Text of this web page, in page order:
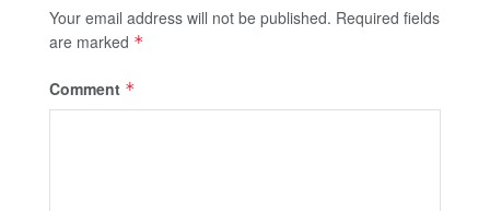
Your email address will not be published. Required fields
are marked *
Comment *